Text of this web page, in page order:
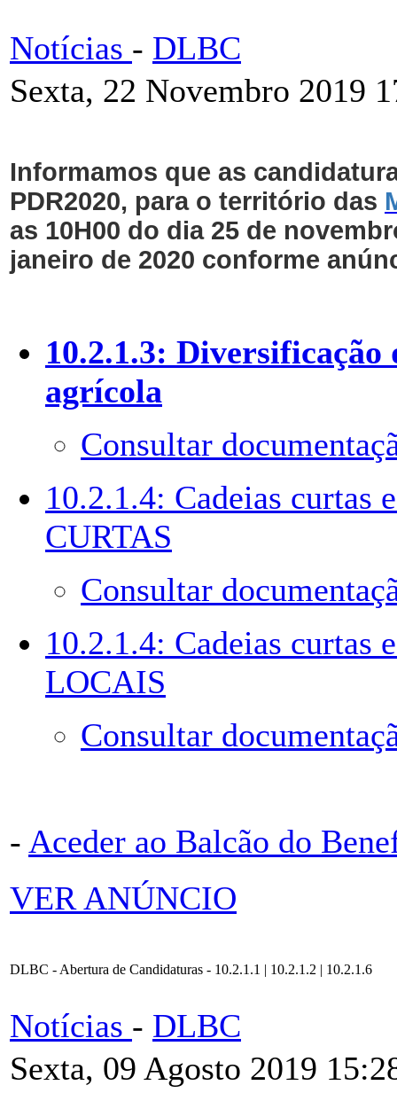
Notícias - DLBC
Sexta, 22 Novembro 2019
Informamos que as
PDR2020, para o território das
as 10H00 do dia 25 de
janeiro de 2020 conforme
10.2.1.3: Diversificação
agrícola
Consultar
10.2.1.4: Cadeias curtas
CURTAS
Consultar
10.2.1.4: Cadeias curtas
LOCAIS
Consultar
- Aceder ao Balcão do
VER ANÚNCIO
DLBC - Abertura de Candidaturas - 10.2.1.1 | 10.2.1.2 | 10.2.1.6
Notícias - DLBC
Sexta, 09 Agosto 2019